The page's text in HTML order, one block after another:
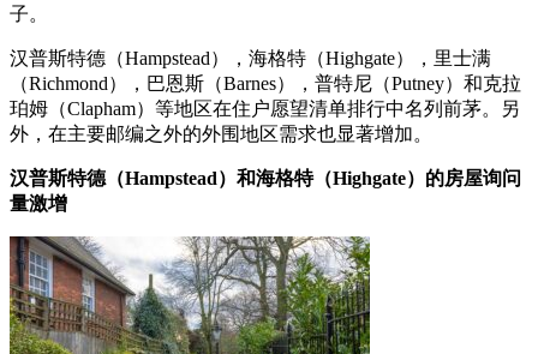
子。
汉普斯特德（Hampstead），海格特（Highgate），里士满
（Richmond），巴恩斯（Barnes），普特尼（Putney）和克拉
珀姆（Clapham）等地区在住户愿望清单排行中名列前茅。另
外，在主要邮编之外的外围地区需求也显著增加。
汉普斯特德（Hampstead）和海格特（Highgate）的房屋询问
量激增